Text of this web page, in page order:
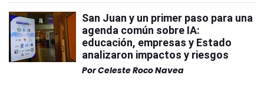
San Juan y un primer paso para una
agenda común sobre IA:
educación, empresas y Estado
analizaron impactos y riesgos
PorCeleste Roco Navea